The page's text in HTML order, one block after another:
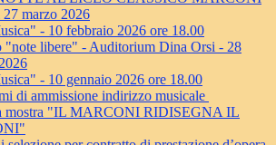
marzo 2026
- 10 febbraio 2026 ore 18.00
"note libere" - Auditorium Dina Orsi - 28
- 10 gennaio 2026 ore 18.00
di ammissione indirizzo musicale
mostra "IL MARCONI RIDISEGNA IL